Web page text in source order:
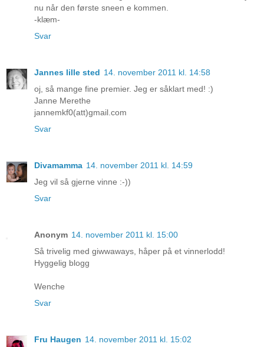
nu når den første sneen e kommen.
-klæm-
Svar
Jannes lille sted 14. november 2011 kl. 14:58
oj, så mange fine premier. Jeg er såklart med! :)
Janne Merethe
jannemkf0(att)gmail.com
Svar
Divamamma 14. november 2011 kl. 14:59
Jeg vil så gjerne vinne :-))
Svar
Anonym 14. november 2011 kl. 15:00
Så trivelig med giwwaways, håper på et vinnerlodd!
Hyggelig blogg
Wenche
Svar
Fru Haugen 14. november 2011 kl. 15:02